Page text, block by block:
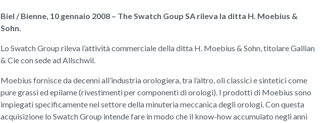
Biel / Bienne, 10 gennaio 2008 – The Swatch Goup SA rileva la ditta H. Moebius &
Sohn.
Lo Swatch Group rileva l’attività commerciale della ditta H. Moebius & Sohn, titolare Gallian
& Cie con sede ad Allschwil.
Moebius fornisce da decenni all’industria orologiera, tra l’altro, oli classici e sintetici come
pure grassi ed epilame (rivestimenti per componenti di orologi). I prodotti di Moebius sono
impiegati specificamente nel settore della minuteria meccanica degli orologi. Con questa
acquisizione lo Swatch Group intende fare in modo che il know-how accumulato negli anni